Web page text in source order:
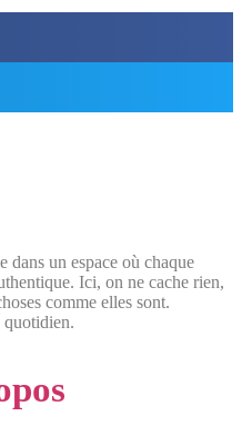
un espace où chaque
Ici, on ne cache rien,
comme elles sont.
quotidien.